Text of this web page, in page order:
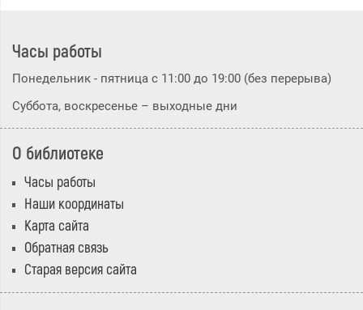
Часы работы
Понедельник - пятница с 11:00 до 19:00 (без перерыва)
Суббота, воскресенье – выходные дни
О библиотеке
Часы работы
Наши координаты
Карта сайта
Обратная связь
Старая версия сайта